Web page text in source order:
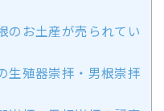
のお土産が売られてい
生殖器崇拝・男根崇拝